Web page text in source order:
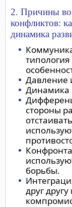
2. Причины
конфликтов:
динамика
Давление
Динамика
стороны
борьбы.
друг